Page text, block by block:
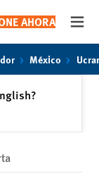
AHORA
México